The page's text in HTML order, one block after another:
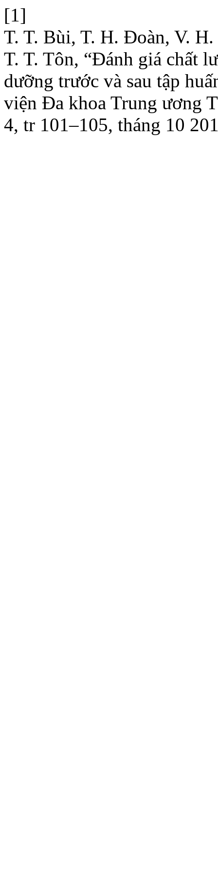
[1]
T. T. Bùi, T. H. Đoàn, V.
T. T. Tôn, “Đánh giá chất
dưỡng trước và sau tập
viện Đa khoa Trung ương
4, tr 101–105, tháng 10